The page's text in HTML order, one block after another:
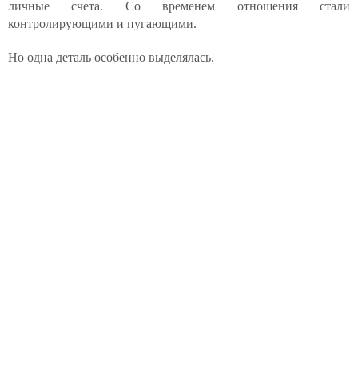
личные счета. Со временем отношения стали
контролирующими и пугающими.
Но одна деталь особенно выделялась.